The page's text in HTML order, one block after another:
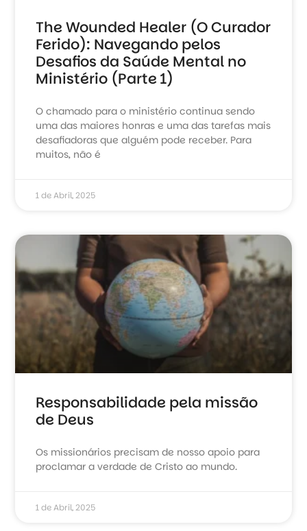
The Wounded Healer (O Curador
Ferido): Navegando pelos
Desafios da Saúde Mental no
Ministério (Parte 1)
O chamado para o ministério continua sendo
uma das maiores honras e uma das tarefas mais
desafiadoras que alguém pode receber. Para
muitos, não é
1 de Abril, 2025
Responsabilidade pela missão
de Deus
Os missionários precisam de nosso apoio para
proclamar a verdade de Cristo ao mundo.
1 de Abril, 2025